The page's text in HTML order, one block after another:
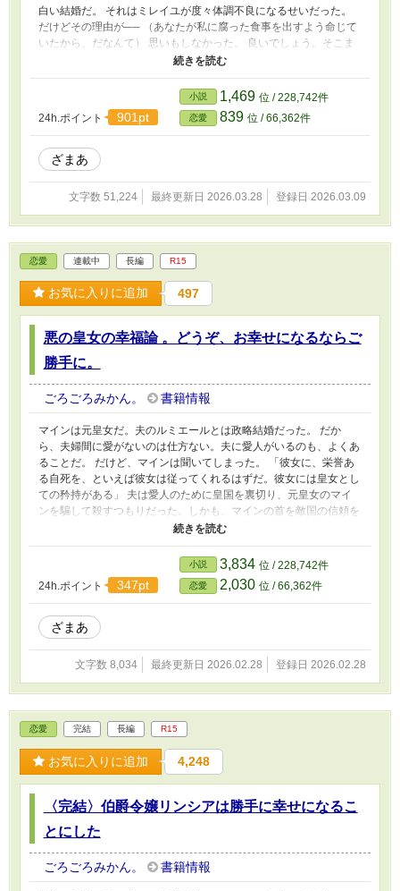
白い結婚だ。 それはミレイユが度々体調不良になるせいだった。
だけどその理由が── （あなたが私に腐った食事を出すよう命じて
いたから、だなんて） 思いもしなかった。 良いでしょう。そこま
でして、私と離縁して彼女と結ばれたい、というのなら。 私が責
もっとも、プランは選べませんけれどそこはご愛嬌。 （これは政
略結婚で貴族の務めだから、と今まで自分を律してきた。 だけど
その結果がこれなんだもの） それなら今度は、自分の幸せのため
に生きてやる。妻としてではなく、貴族としてでもなく。一人の人
間として、ミレイユは生きていくことにした。
24h.ポイント 901pt
小説 1,469 位 / 228,742件
恋愛 839 位 / 66,362件
ざまあ
文字数 51,224 最終更新日 2026.03.28 登録日 2026.03.09
恋愛 連載中 長編 R15
お気に入りに追加 497
悪の皇女の幸福論 。どうぞ、お幸せになるならご
勝手に。
ごろごろみかん。 書籍情報
マインは元皇女だ。夫のルミエールとは政略結婚だった。 だか
ら、夫婦間に愛がないのは仕方ない。夫に愛人がいるのも、よくあ
ることだ。 だけど、マインは聞いてしまった。 「彼女に、栄誉あ
る自死を、といえば彼女は従ってくれるはずだ。彼女には皇女とし
ての矜持がある」 夫は愛人のために皇国を裏切り、元皇女のマイ
ンを騙して殺すつもりだった。しかも、マインの首を敵国の信頼を
得るための手土産にしようと言う。 （どこまで私を馬鹿にすれば
気が済むの） 瞬間、マインは思い出した。自分の前世の記憶を。
栄誉ある自死？ふざけてる。 それなら、見せてあげようじゃな
い。皇女の矜恃、とやらを。 責務を果たした先に彼女の幸せはあ
る。マインはもう誰にも縛られない。 自由の彼女は、自分の幸せ
を追い求めることにした。 ☆「皇女の矜恃」の修正版です。〜10
万文字中編予定です
24h.ポイント 347pt
小説 3,834 位 / 228,742件
恋愛 2,030 位 / 66,362件
ざまあ
文字数 8,034 最終更新日 2026.02.28 登録日 2026.02.28
恋愛 完結 長編 R15
お気に入りに追加 4,248
〈完結〉伯爵令嬢リンシアは勝手に幸せになるこ
とにした
ごろごろみかん。 書籍情報